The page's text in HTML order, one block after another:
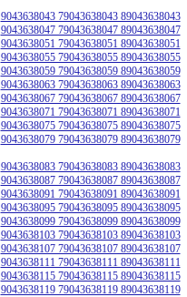
9043638043 79043638043 89043638043
9043638047 79043638047 89043638047
9043638051 79043638051 89043638051
9043638055 79043638055 89043638055
9043638059 79043638059 89043638059
9043638063 79043638063 89043638063
9043638067 79043638067 89043638067
9043638071 79043638071 89043638071
9043638075 79043638075 89043638075
9043638079 79043638079 89043638079
9043638083 79043638083 89043638083
9043638087 79043638087 89043638087
9043638091 79043638091 89043638091
9043638095 79043638095 89043638095
9043638099 79043638099 89043638099
9043638103 79043638103 89043638103
9043638107 79043638107 89043638107
9043638111 79043638111 89043638111
9043638115 79043638115 89043638115
9043638119 79043638119 89043638119